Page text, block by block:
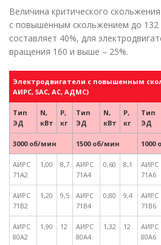
Величина критического
с повышенным скольжением до 132
составляет 40%, для
вращения 160 и выше – 25%.
Электродвигатели с повышенным
АИРС, 5АС, АС, АДМС)
Тип
ЭД
N,
кВт
P,
кг
Тип
ЭД
N,
кВт
P,
кг
Тип
ЭД
3000 об/мин 1500 об/мин 1000
АИРС
71A2
1,00 8,7
АИРС
71A4
0,60 8,1
АИРС
71A6
АИРС
71B2
1,20 9,5
АИРС
71B4
0,80 9,4
АИРС
71B6
АИРС
80A2
1,90 12
АИРС
80A4
1,32 12
АИРС
80A6